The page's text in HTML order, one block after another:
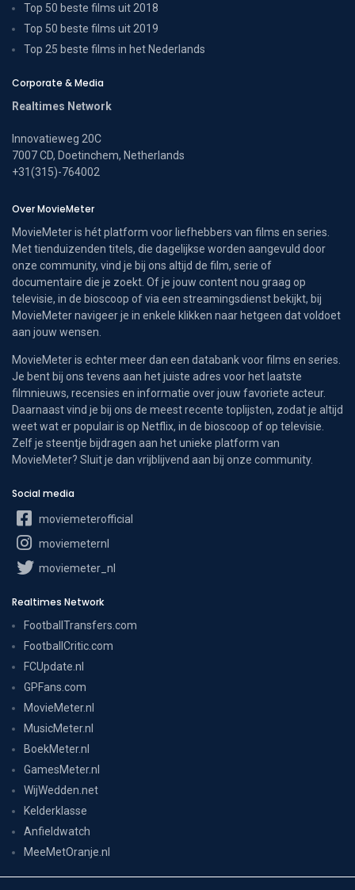
Top 50 beste films uit 2018
Top 50 beste films uit 2019
Top 25 beste films in het Nederlands
Corporate & Media
Realtimes Network
Innovatieweg 20C
7007 CD, Doetinchem, Netherlands
+31(315)-764002
Over MovieMeter
MovieMeter is hét platform voor liefhebbers van films en series.
Met tienduizenden titels, die dagelijkse worden aangevuld door
onze community, vind je bij ons altijd de film, serie of
documentaire die je zoekt. Of je jouw content nou graag op
televisie, in de bioscoop of via een streamingsdienst bekijkt, bij
MovieMeter navigeer je in enkele klikken naar hetgeen dat voldoet
aan jouw wensen.
MovieMeter is echter meer dan een databank voor films en series.
Je bent bij ons tevens aan het juiste adres voor het laatste
filmnieuws, recensies en informatie over jouw favoriete acteur.
Daarnaast vind je bij ons de meest recente toplijsten, zodat je altijd
weet wat er populair is op Netflix, in de bioscoop of op televisie.
Zelf je steentje bijdragen aan het unieke platform van
MovieMeter? Sluit je dan vrijblijvend aan bij onze community.
Social media
moviemeterofficial
moviemeternl
moviemeter_nl
Realtimes Network
FootballTransfers.com
FootballCritic.com
FCUpdate.nl
GPFans.com
MovieMeter.nl
MusicMeter.nl
BoekMeter.nl
GamesMeter.nl
WijWedden.net
Kelderklasse
Anfieldwatch
MeeMetOranje.nl